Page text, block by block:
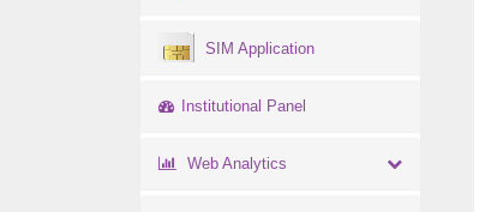
SIM Application
Institutional Panel
Web Analytics